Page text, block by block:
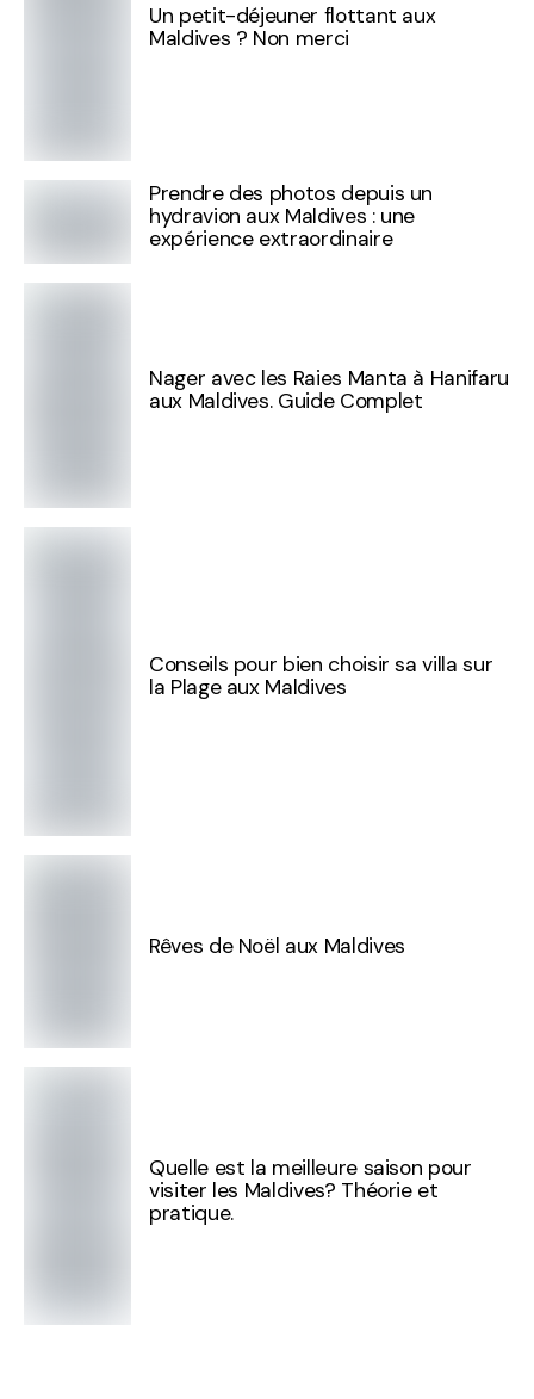
Un petit-déjeuner flottant aux
Maldives ? Non merci
Prendre des photos depuis un
hydravion aux Maldives : une
expérience extraordinaire
Nager avec les Raies Manta à Hanifaru
aux Maldives. Guide Complet
Conseils pour bien choisir sa villa sur
la Plage aux Maldives
Rêves de Noël aux Maldives
Quelle est la meilleure saison pour
visiter les Maldives? Théorie et
pratique.